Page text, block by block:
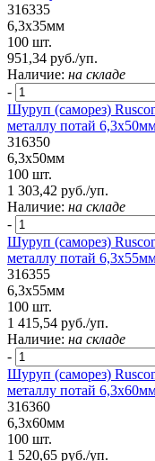
316335
6,3х35мм
100 шт.
951,34 руб./уп.
Наличие: на складе
-
Шуруп (саморез)
металлу потай
316350
6,3х50мм
100 шт.
1 303,42 руб./уп.
Наличие: на складе
-
Шуруп (саморез)
металлу потай
316355
6,3х55мм
100 шт.
1 415,54 руб./уп.
Наличие: на складе
-
Шуруп (саморез)
металлу потай
316360
6,3х60мм
100 шт.
1 520,65 руб./уп.